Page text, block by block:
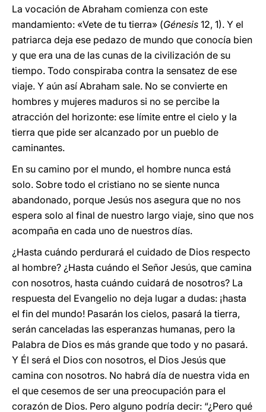
La vocación de Abraham comienza con este
mandamiento: «Vete de tu tierra» (Génesis 12, 1). Y el
patriarca deja ese pedazo de mundo que conocía bien
y que era una de las cunas de la civilización de su
tiempo. Todo conspiraba contra la sensatez de ese
viaje. Y aún así Abraham sale. No se convierte en
hombres y mujeres maduros si no se percibe la
atracción del horizonte: ese límite entre el cielo y la
tierra que pide ser alcanzado por un pueblo de
caminantes.
En su camino por el mundo, el hombre nunca está
solo. Sobre todo el cristiano no se siente nunca
abandonado, porque Jesús nos asegura que no nos
espera solo al final de nuestro largo viaje, sino que nos
acompaña en cada uno de nuestros días.
¿Hasta cuándo perdurará el cuidado de Dios respecto
al hombre? ¿Hasta cuándo el Señor Jesús, que camina
con nosotros, hasta cuándo cuidará de nosotros? La
respuesta del Evangelio no deja lugar a dudas: ¡hasta
el fin del mundo! Pasarán los cielos, pasará la tierra,
serán canceladas las esperanzas humanas, pero la
Palabra de Dios es más grande que todo y no pasará.
Y Él será el Dios con nosotros, el Dios Jesús que
camina con nosotros. No habrá día de nuestra vida en
el que cesemos de ser una preocupación para el
corazón de Dios. Pero alguno podría decir: “¿Pero qué